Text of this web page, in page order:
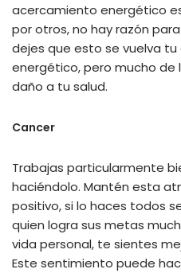
acercamiento energético
por otros, no hay razón
dejes que esto se vuelva
energético, pero mucho de
daño a tu salud.
Cancer
Trabajas particularmente
haciéndolo. Mantén esta
positivo, si lo haces todos
quien logra sus metas
vida personal, te sientes
Este sentimiento puede